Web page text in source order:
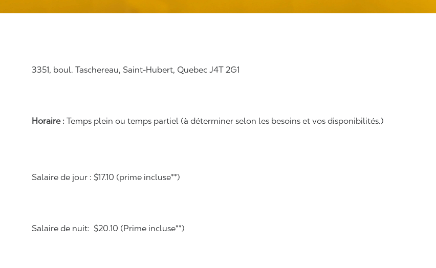
3351, boul. Taschereau, Saint-Hubert, Quebec J4T 2G1
Horaire : Temps plein ou temps partiel (à déterminer selon les besoins et vos disponibilités.)
Salaire de jour : $17.10 (prime incluse**)
Salaire de nuit: $20.10 (Prime incluse**)